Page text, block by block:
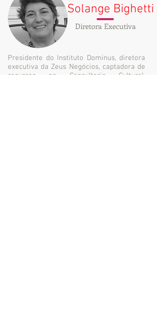
Solange Bighetti
Diretora Executiva
Presidente do Instituto Dominus, diretora
executiva da Zeus Negócios, captadora de
recursos na Consultoria Cultural,